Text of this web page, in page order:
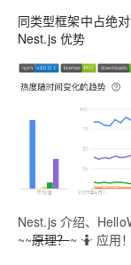
同类型框架中占绝
Nest.js 优势
Nest.js 介绍、
~~原理？~ 🤷 应用！